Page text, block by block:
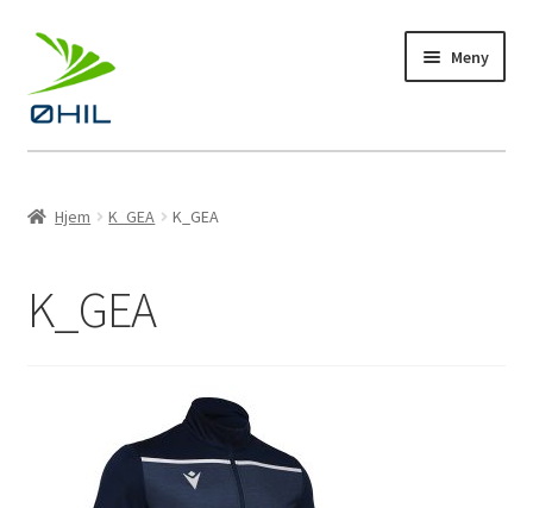
Hopp
navigasjon
Hopp
innhold
Meny
Hjem K_GEA K_GEA
K_GEA